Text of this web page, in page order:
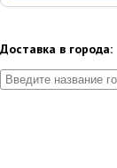
Доставка в города: